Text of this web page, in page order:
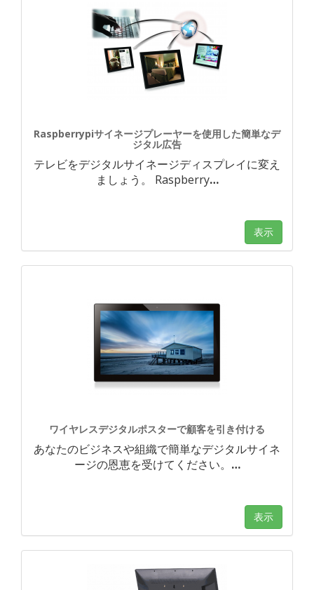
Raspberrypiサイネージプレーヤーを使用した簡単なデ
ジタル広告
テレビをデジタルサイネージディスプレイに変え
ましょう。 Raspberry…
表示
ワイヤレスデジタルポスターで顧客を引き付ける
あなたのビジネスや組織で簡単なデジタルサイネ
ージの恩恵を受けてください。 …
表示